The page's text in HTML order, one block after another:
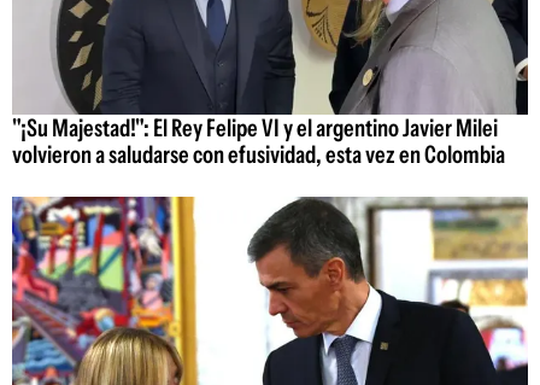
"¡Su Majestad!": El Rey Felipe VI y el argentino Javier Milei
volvieron a saludarse con efusividad, esta vez en Colombia